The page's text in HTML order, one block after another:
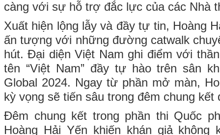
càng với sự hỗ trợ đắc lực của các Nhà
Xuất hiện lộng lẫy và đầy tự tin, Hoàng
ấn tượng với những đường catwalk
hút. Đại diện Việt Nam ghi điểm với
tên “Việt Nam” đầy tự hào trên sân
Global 2024. Ngay từ phần mở màn,
kỳ vọng sẽ tiến sâu trong đêm chung kết
Đêm chung kết trong phần thi Quốc
Hoàng Hải Yến khiến khán giả không